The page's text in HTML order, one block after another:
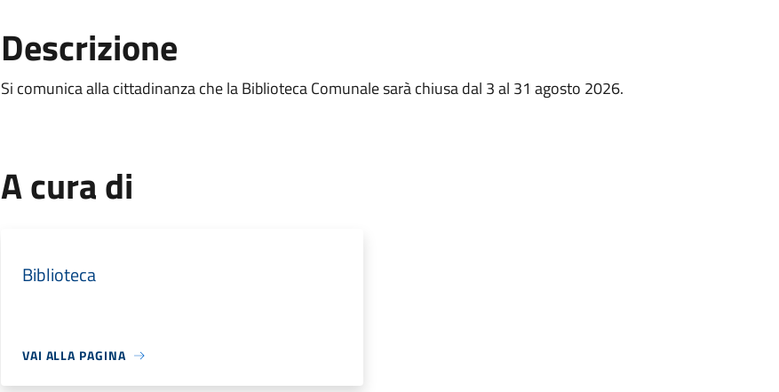
Descrizione
Si comunica alla cittadinanza che la Biblioteca Comunale sarà chiusa dal 3 al 31 agosto 2026.
A cura di
Biblioteca
VAI ALLA PAGINA